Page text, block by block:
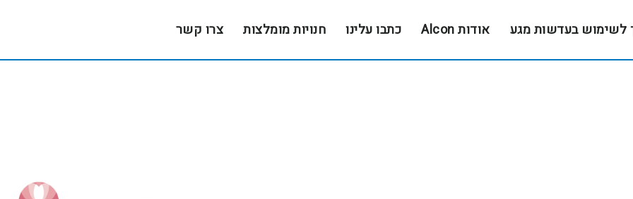
לשימוש בעדשות מגע אודות Alcon כתבו עלינו חנויות מומלצות צרו קשר